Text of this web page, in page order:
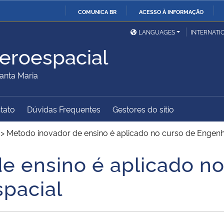
COMUNICA BR ACESSO À INFORMAÇÃO
Ministério da Defesa
Ministério das Relações
Exteriores
Ministério da Cidadania
Ministério do
Desenvolvimento Regional
Controladoria-Geral da
União
Advocacia-Geral da União Banco Central do Brasil
LANGUAGES
Maria
Dúvidas Frequentes Gestores do sítio
> Metodo inovador de ensino é aplicado no curso de
ensino é aplicado